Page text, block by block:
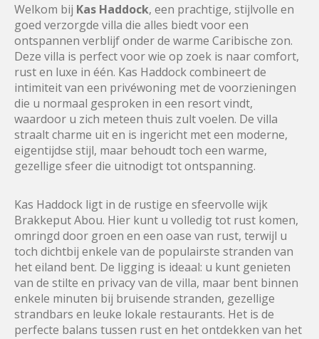
Welkom bij Kas Haddock, een prachtige, stijlvolle en
goed verzorgde villa die alles biedt voor een
ontspannen verblijf onder de warme Caribische zon.
Deze villa is perfect voor wie op zoek is naar comfort,
rust en luxe in één. Kas Haddock combineert de
intimiteit van een privéwoning met de voorzieningen
die u normaal gesproken in een resort vindt,
waardoor u zich meteen thuis zult voelen. De villa
straalt charme uit en is ingericht met een moderne,
eigentijdse stijl, maar behoudt toch een warme,
gezellige sfeer die uitnodigt tot ontspanning.
Kas Haddock ligt in de rustige en sfeervolle wijk
Brakkeput Abou. Hier kunt u volledig tot rust komen,
omringd door groen en een oase van rust, terwijl u
toch dichtbij enkele van de populairste stranden van
het eiland bent. De ligging is ideaal: u kunt genieten
van de stilte en privacy van de villa, maar bent binnen
enkele minuten bij bruisende stranden, gezellige
strandbars en leuke lokale restaurants. Het is de
perfecte balans tussen rust en het ontdekken van het